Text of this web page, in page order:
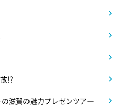
!?
滋賀の魅力プレゼンツアー